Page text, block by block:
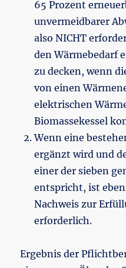
65 Prozent
unvermeidbarer
also NICHT
den Wärmebedarf
zu decken, wenn
von einen
elektrischen
Biomassekessel
Wenn eine
ergänzt wird und
einer der sieben
entspricht, ist
Nachweis zur
erforderlich.
Ergebnis der